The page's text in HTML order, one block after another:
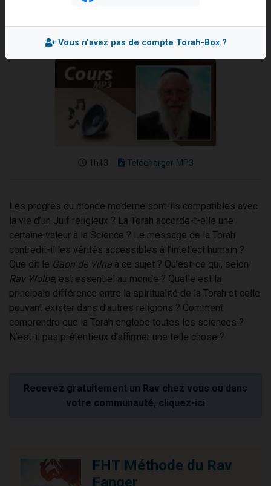
3 personnes viennent de nous rejoindre sur WhatsApp
2 nouvelles musiques dans Torah-Box Music
1h13 Télécharger MP3
Les progrès du monde moderne sont-ils compatibles avec
la vie d’un Juif religieux ? La Torah accorde-t-elle une
certaine valeur à la Science ? Le message de la Torah
contredit-il les vérités accessibles à l’intellect humain ?
Que dit le Gaon de Vilna à ce sujet ? Qu’est-ce qui, selon
Rav Wolbe, est essentiel au monde ? Quelle est la
principale différence entre la spiritualité de la Torah et celle
pouvant exister dans d’autres religions ? Comment
comprendre que la Torah englobe toutes les sciences ?
N’est-il pas prétentieux d’affirmer une telle chose ?
Recevez gratuitement un Rav chez vous ou dans
votre communauté, cliquez-ici
FHT Méthode du Rav
Fanger
Vous n'avez pas de compte Torah-Box ?